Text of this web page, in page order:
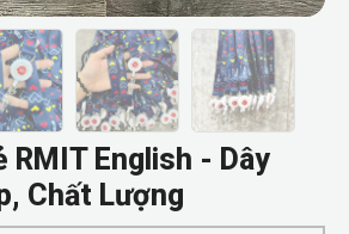
RMIT English - Dây
Chất Lượng